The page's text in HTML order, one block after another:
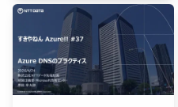
Suzuki)